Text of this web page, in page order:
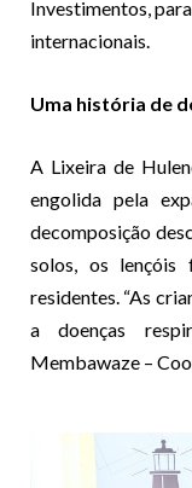
Investimentos,
internacionais.
Uma história de
A Lixeira de
engolida pela
decomposição
solos, os lençóis
residentes. “As
a doenças
Membawaze –